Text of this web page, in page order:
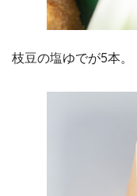
枝豆の塩ゆでが5本。